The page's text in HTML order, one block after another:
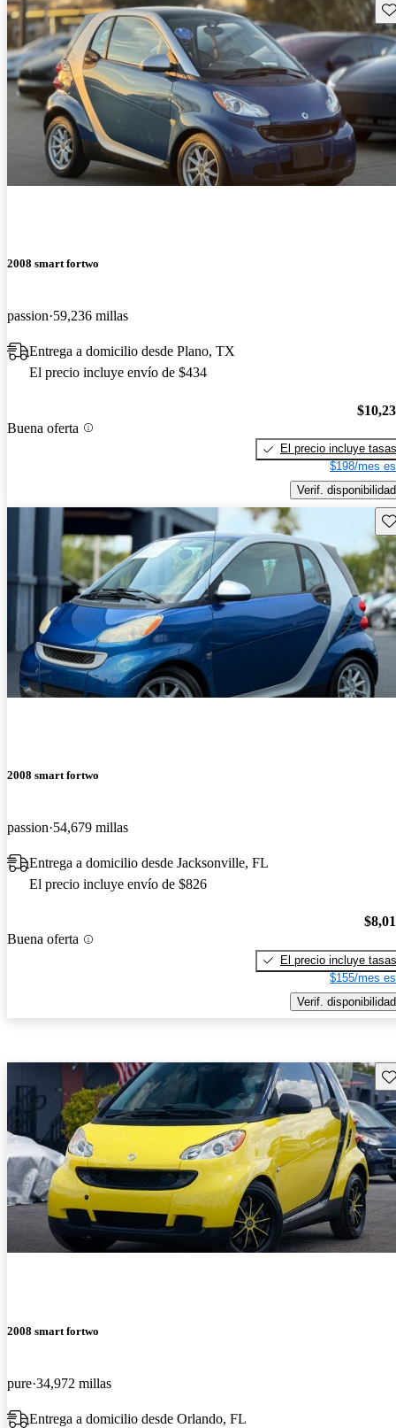
2008 smart fortwo
passion 59,236 millas
Entrega a domicilio desde Plano, TX
El precio incluye envío de $434
Buena oferta
El precio incluye tasas
$198/mes
Verif. disponibilidad
2008 smart fortwo
passion 54,679 millas
Entrega a domicilio desde Jacksonville, FL
El precio incluye envío de $826
Buena oferta
El precio incluye tasas
$155/mes
Verif. disponibilidad
2008 smart fortwo
pure 34,972 millas
Entrega a domicilio desde Orlando, FL